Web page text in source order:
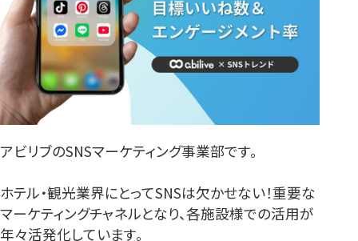
アビリブのSNSマーケティング事業部です。
ホテル・観光業界にとってSNSは欠かせない！重要な
マーケティングチャネルとなり、各施設様での活用が
年々活発化しています。